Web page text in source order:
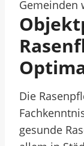
Gemeinden
Die
gesunde